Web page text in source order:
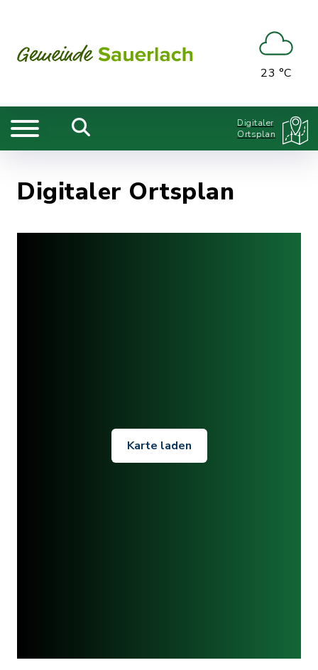
23 °C
Digitaler
Ortsplan
Digitaler Ortsplan
Karte laden